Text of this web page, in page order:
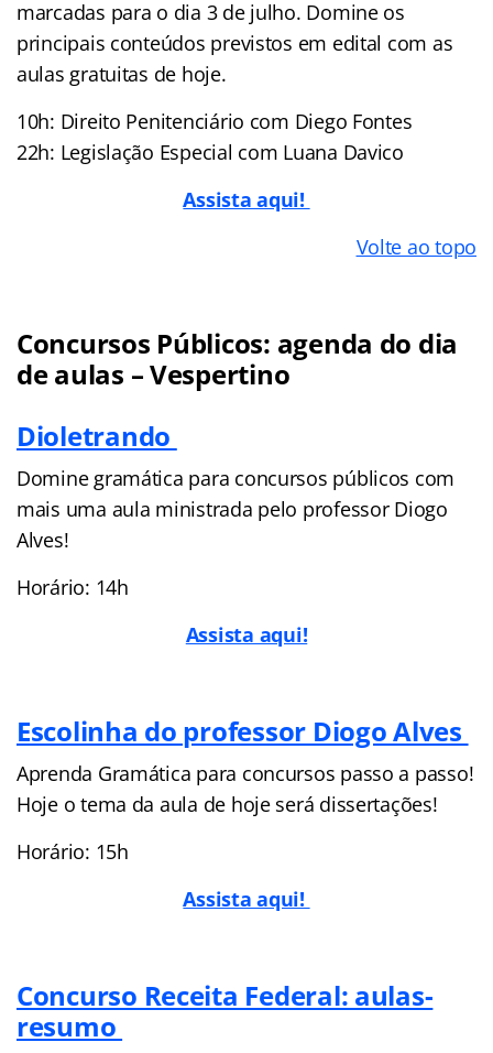
marcadas para o dia 3 de julho. Domine os
principais conteúdos previstos em edital com as
aulas gratuitas de hoje.
10h: Direito Penitenciário com Diego Fontes
22h: Legislação Especial com Luana Davico
Assista aqui!
Volte ao topo
Concursos Públicos: agenda do dia
de aulas – Vespertino
Dioletrando
Domine gramática para concursos públicos com
mais uma aula ministrada pelo professor Diogo
Alves!
Horário: 14h
Assista aqui!
Escolinha do professor Diogo Alves
Aprenda Gramática para concursos passo a passo!
Hoje o tema da aula de hoje será dissertações!
Horário: 15h
Assista aqui!
Concurso Receita Federal: aulas-
resumo